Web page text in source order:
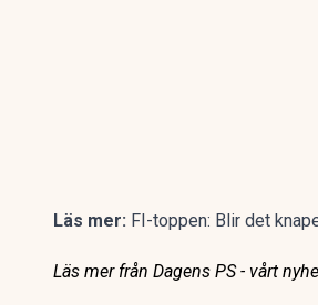
Läs mer: FI-toppen: Blir det
Läs mer från Dagens PS - vårt